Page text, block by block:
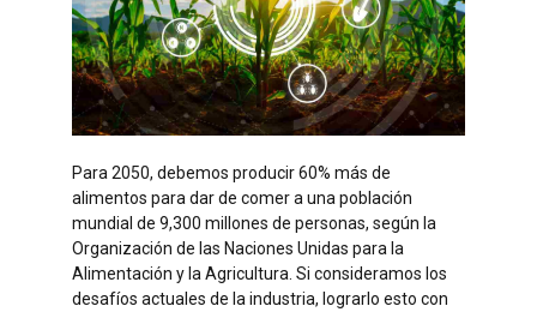
Para 2050, debemos producir 60% más de
alimentos para dar de comer a una población
mundial de 9,300 millones de personas, según la
Organización de las Naciones Unidas para la
Alimentación y la Agricultura. Si consideramos los
desafíos actuales de la industria, lograrlo esto con